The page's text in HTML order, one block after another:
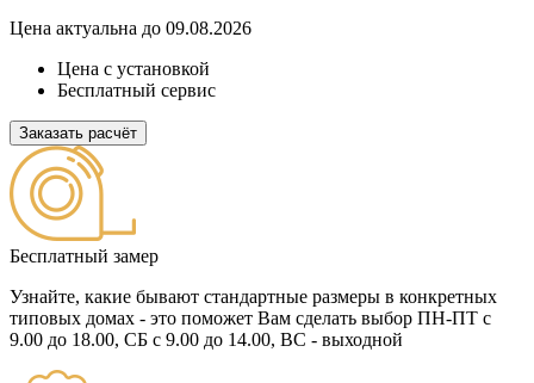
Цена актуальна до 09.08.2026
Цена с установкой
Бесплатный сервис
Заказать расчёт
Бесплатный замер
Узнайте, какие бывают стандартные размеры в конкретных
типовых домах - это поможет Вам сделать выбор ПН-ПТ с
9.00 до 18.00, СБ с 9.00 до 14.00, ВС - выходной